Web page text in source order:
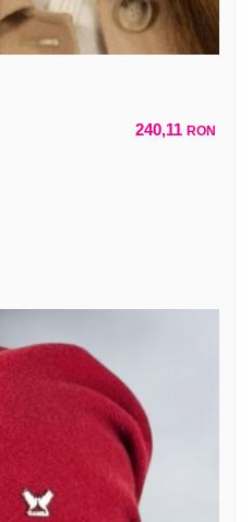
240,11 RON